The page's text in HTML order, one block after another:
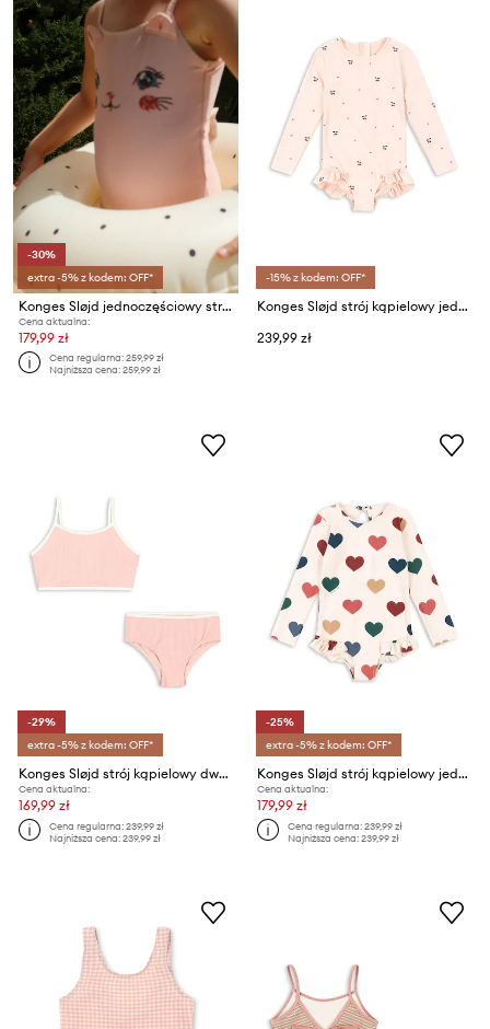
-30%
extra -5% z kodem: OFF*
Konges Sløjd jednoczęściowy strój kąpielowy dziecięcy KITTY SWIMSUIT GRS
Cena aktualna:
179,99 zł
Cena regularna:259,99 zł
Najniższa cena:259,99 zł
-15% z kodem: OFF*
Konges Sløjd strój kąpielowy jednoczęściowy dziecięcy MERLE LS SWIMSUIT GRS
239,99 zł
-29%
extra -5% z kodem: OFF*
Konges Sløjd strój kąpielowy dwuczęściowy dziecięcy BOWIE BIKINI GSR
Cena aktualna:
169,99 zł
Cena regularna:239,99 zł
Najniższa cena:239,99 zł
-25%
extra -5% z kodem: OFF*
Konges Sløjd strój kąpielowy jednoczęściowy dziecięcy MANUCA LS SWIMSUIT
Cena aktualna:
179,99 zł
Cena regularna:239,99 zł
Najniższa cena:239,99 zł